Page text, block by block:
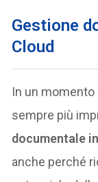
Gestione
Cloud
In un
sempre più
documentale
anche perché